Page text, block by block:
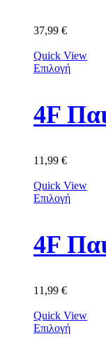
37,99 €
Quick View
Επιλογή
11,99 €
Quick View
Επιλογή
11,99 €
Quick View
Επιλογή